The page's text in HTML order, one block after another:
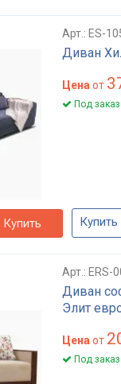
Арт.: ES-
Диван
Цена от
Под
Купить
Арт.: ERS-
Диван
Элит
Цена от
Под